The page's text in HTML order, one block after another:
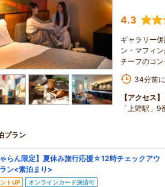
4.3
ギャラリー
ン・マフィ
チーフのコ
34分前
【アクセス】
「上野駅」9
プラン
らん限定】夏休み旅行応援☆12時チェックアウ
ン<素泊まり>
トUP オンラインカード決済可